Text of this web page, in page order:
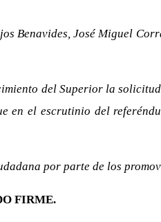
Benavides, José Miguel
del Superior la
el escrutinio del
por parte de los
FIRME.